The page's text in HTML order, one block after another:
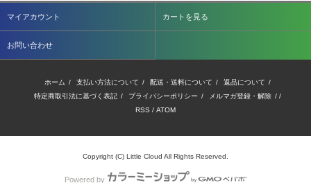
マイアカウント カートを見る
お問い合わせ
ホーム / 支払い方法について / 配送・送料について / 返品について /
特定商取引法に基づく表記 / プライバシーポリシー / メルマガ登録・解除 / /
RSS / ATOM
Copyright (C) Little Cloud All Rights Reserved.
Powered by